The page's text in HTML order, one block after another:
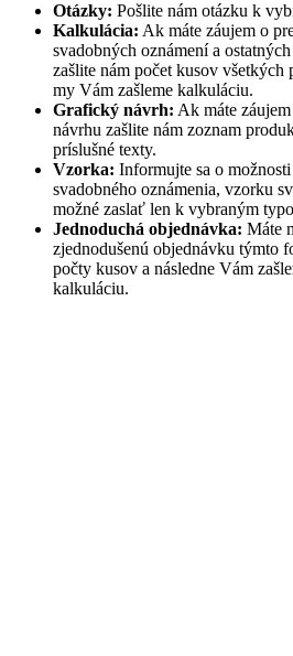
Otázky: Pošlite nám otázku k
Kalkulácia: Ak máte záujem o
svadobných oznámení a
zašlite nám počet kusov všetkých
my Vám zašleme kalkuláciu.
Grafický návrh: Ak máte
návrhu zašlite nám zoznam
príslušné texty.
Vzorka: Informujte sa o
svadobného oznámenia, vzorku
možné zaslať len k vybraným
Jednoduchá objednávka: Máte
zjednodušenú objednávku týmto
počty kusov a následne Vám
kalkuláciu.